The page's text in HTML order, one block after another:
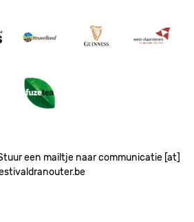
Image Image Image
Image
een mailtje naar communicatie [at]